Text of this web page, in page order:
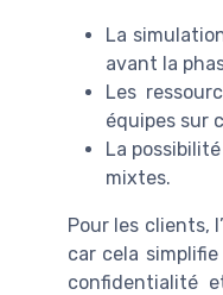
La
avant la
Les
équipes sur
La
mixtes.
Pour les clients,
car cela
confidentialité